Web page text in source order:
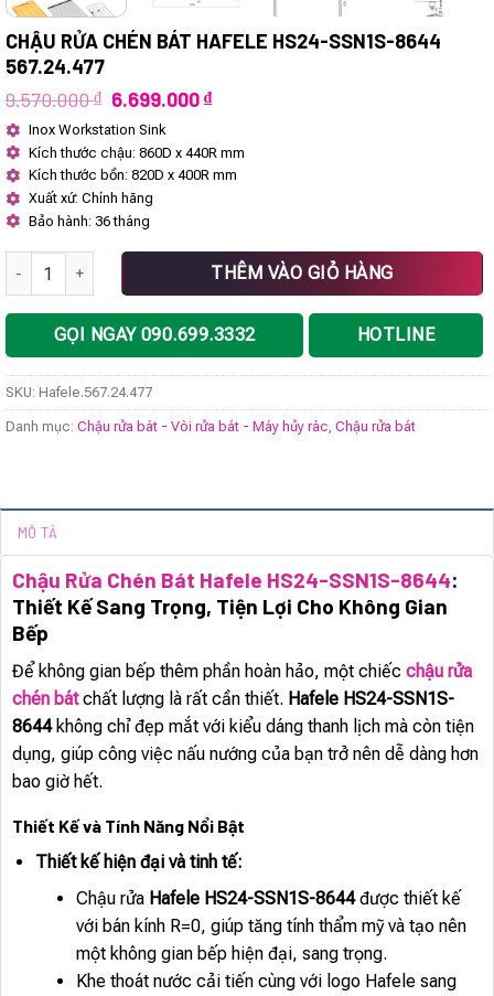
CHẬU RỬA CHÉN BÁT HAFELE HS24-SSN1S-8644
567.24.477
9.570.000₫ Giá
là:
9.570.000 ₫.
6.699.000₫Giá
là:
6.699.000 ₫.
Inox Workstation Sink
Kích thước chậu: 860D x 440R mm
Kích thước bồn: 820D x 400R mm
Xuất xứ: Chính hãng
Bảo hành: 36 tháng
Chậu rửa chén bát Hafele HS24-SSN1S-8644 567.24.477 số lượng
THÊM VÀO GIỎ HÀNG
GỌI NGAY 090.699.3332 HOTLINE
SKU: Hafele.567.24.477
Danh mục: Chậu rửa bát - Vòi rửa bát - Máy hủy rác, Chậu rửa bát
MÔ TẢ
Chậu Rửa Chén Bát Hafele HS24-SSN1S-8644:
Thiết Kế Sang Trọng, Tiện Lợi Cho Không Gian
Bếp
Để không gian bếp thêm phần hoàn hảo, một chiếc chậu rửa
chén bátchất lượng là rất cần thiết. Hafele HS24-SSN1S-
8644không chỉ đẹp mắt với kiểu dáng thanh lịch mà còn tiện
dụng, giúp công việc nấu nướng của bạn trở nên dễ dàng hơn
bao giờ hết.
Thiết Kế và Tính Năng Nổi Bật
Thiết kế hiện đại và tinh tế:
Chậu rửa Hafele HS24-SSN1S-8644được thiết kế
với bán kính R=0, giúp tăng tính thẩm mỹ và tạo nên
một không gian bếp hiện đại, sang trọng.
Khe thoát nước cải tiến cùng với logo Hafele sang